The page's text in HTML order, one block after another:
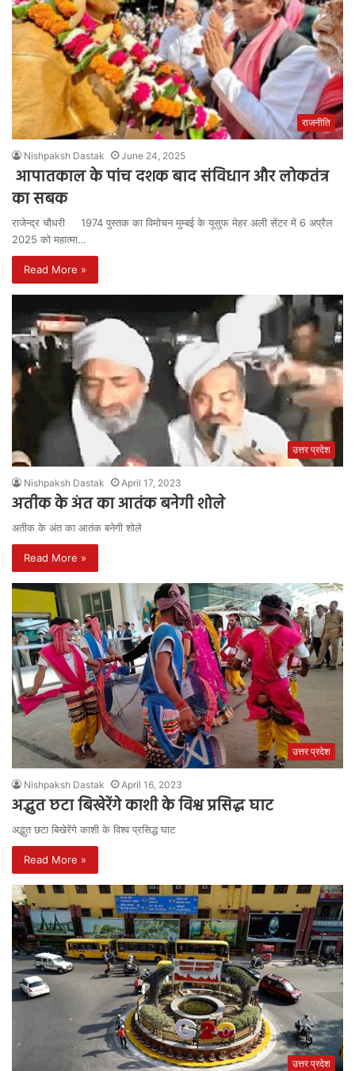
राजनीति
Nishpaksh Dastak June 24, 2025
आपातकाल के पांच दशक बाद संविधान और लोकतंत्र
का सबक
राजेन्द्र चौधरी 1974 पुस्तक का विमोचन मुम्बई के यूसुफ मेहर अली सेंटर में 6 अप्रैल
2025 को महात्मा…
Read More »
उत्तर प्रदेश
Nishpaksh Dastak April 17, 2023
अतीक के अंत का आतंक बनेगी शोले
अतीक के अंत का आतंक बनेगी शोले
Read More »
उत्तर प्रदेश
Nishpaksh Dastak April 16, 2023
अद्भुत छटा बिखेरेंगे काशी के विश्व प्रसिद्ध घाट
अद्भुत छटा बिखेरेंगे काशी के विश्व प्रसिद्ध घाट
Read More »
उत्तर प्रदेश